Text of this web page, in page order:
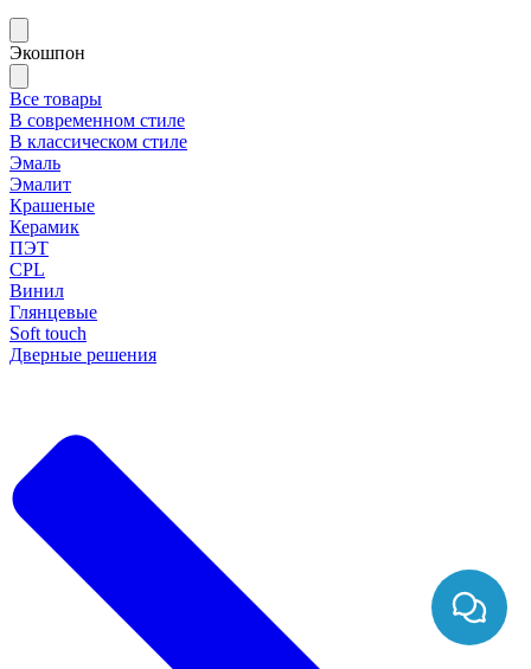
Экошпон
Все товары
В современном стиле
В классическом стиле
Эмаль
Эмалит
Крашеные
Керамик
ПЭТ
CPL
Винил
Глянцевые
Soft touch
Дверные решения